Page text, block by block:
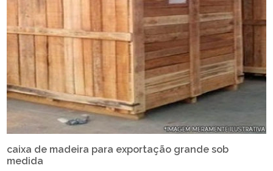
caixa de madeira para exportação grande sob
medida